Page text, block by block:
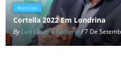
Notícias
Cortella 2022 Em Londrina
ByLuís Claudio Galhardi/ 7 De